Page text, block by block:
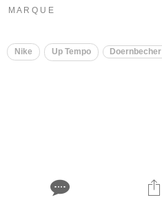
M A R Q U E
Nike Up Tempo Doernbecher